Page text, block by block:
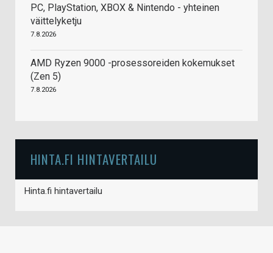
PC, PlayStation, XBOX & Nintendo - yhteinen
väittelyketju
7.8.2026
AMD Ryzen 9000 -prosessoreiden kokemukset
(Zen 5)
7.8.2026
HINTA.FI HINTAVERTAILU
Hinta.fi hintavertailu